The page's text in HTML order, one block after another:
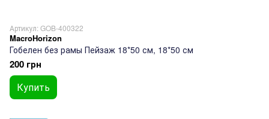
Артикул: GOB-400322
MacroHorizon
Гобелен без рамы Пейзаж 18*50 см, 18*50 см
200 грн
Купить